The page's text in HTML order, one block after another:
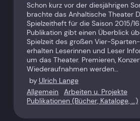
Schon kurz vor der diesjährigen
brachte das Anhaltische Theater
Spielzeitheft für die Saison 2015/
Publikation gibt einen Überblick
Spielzeit des großen Vier-
erhalten Leserinnen und Leser
um das Theater. Premieren,
Wiederaufnahmen werden…
by Ulrich Lange
Allgemein
Arbeiten u. Projekte
Publikationen (Bücher, Kataloge, …)